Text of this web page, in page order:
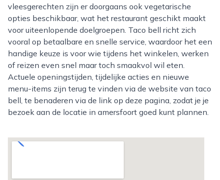
vleesgerechten zijn er doorgaans ook vegetarische
opties beschikbaar, wat het restaurant geschikt maakt
voor uiteenlopende doelgroepen. Taco bell richt zich
vooral op betaalbare en snelle service, waardoor het een
handige keuze is voor wie tijdens het winkelen, werken
of reizen even snel maar toch smaakvol wil eten.
Actuele openingstijden, tijdelijke acties en nieuwe
menu-items zijn terug te vinden via de website van taco
bell, te benaderen via de link op deze pagina, zodat je je
bezoek aan de locatie in amersfoort goed kunt plannen.